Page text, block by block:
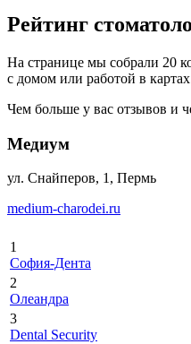
Рейтинг
На странице мы собрали 20
с домом или работой в
Чем больше у вас отзывов и
Медиум
ул. Снайперов, 1, Пермь
medium-charodei.ru
1
София-Дента
2
Олеандра
3
Dental Security